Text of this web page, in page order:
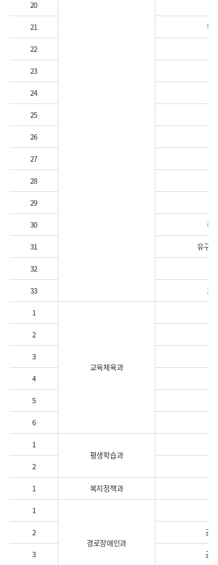
20
21 한
22
23
24
25
26
27
28
29
30 중
31 유구
32
33 코
1
교육체육과
2
3
4
5
6
1
평생학습과
2
1 복지정책과
1
경로장애인과
2 공
3 공